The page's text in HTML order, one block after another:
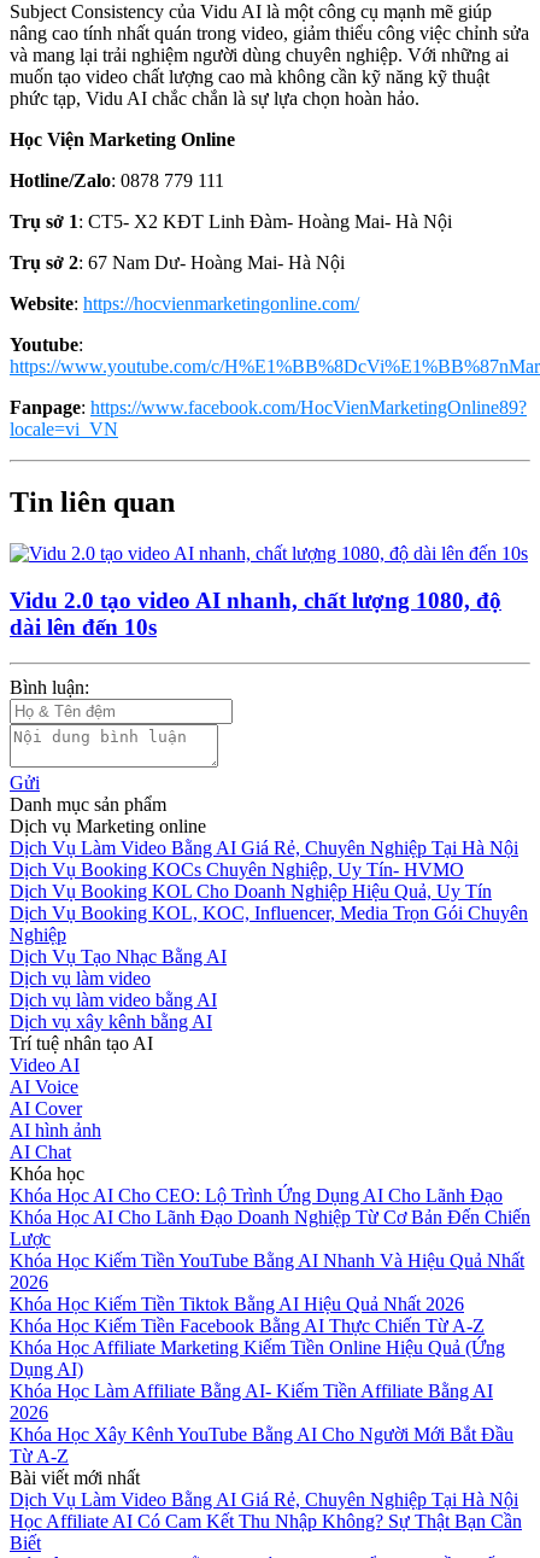
Subject Consistency của Vidu AI là một công cụ mạnh mẽ giúp
nâng cao tính nhất quán trong video, giảm thiểu công việc chỉnh sửa
và mang lại trải nghiệm người dùng chuyên nghiệp. Với những ai
muốn tạo video chất lượng cao mà không cần kỹ năng kỹ thuật
phức tạp, Vidu AI chắc chắn là sự lựa chọn hoàn hảo.
Học Viện Marketing Online
Hotline/Zalo: 0878 779 111
Trụ sở 1: CT5- X2 KĐT Linh Đàm- Hoàng Mai- Hà Nội
Trụ sở 2: 67 Nam Dư- Hoàng Mai- Hà Nội
Website: https://hocvienmarketingonline.com/
Youtube:
https://www.youtube.com/c/
Fanpage: https://www.facebook.com/HocVienMarketingOnline89?
locale=vi_VN
Tin liên quan
Vidu 2.0 tạo video AI nhanh, chất lượng 1080, độ
dài lên đến 10s
Bình luận:
Gửi
Danh mục sản phẩm
Dịch vụ Marketing online
Dịch Vụ Làm Video Bằng AI Giá Rẻ, Chuyên Nghiệp Tại Hà Nội
Dịch Vụ Booking KOCs Chuyên Nghiệp, Uy Tín- HVMO
Dịch Vụ Booking KOL Cho Doanh Nghiệp Hiệu Quả, Uy Tín
Dịch Vụ Booking KOL, KOC, Influencer, Media Trọn Gói Chuyên
Nghiệp
Dịch Vụ Tạo Nhạc Bằng AI
Dịch vụ làm video
Dịch vụ làm video bằng AI
Dịch vụ xây kênh bằng AI
Trí tuệ nhân tạo AI
Video AI
AI Voice
AI Cover
AI hình ảnh
AI Chat
Khóa học
Khóa Học AI Cho CEO: Lộ Trình Ứng Dụng AI Cho Lãnh Đạo
Khóa Học AI Cho Lãnh Đạo Doanh Nghiệp Từ Cơ Bản Đến Chiến
Lược
Khóa Học Kiếm Tiền YouTube Bằng AI Nhanh Và Hiệu Quả Nhất
2026
Khóa Học Kiếm Tiền Tiktok Bằng AI Hiệu Quả Nhất 2026
Khóa Học Kiếm Tiền Facebook Bằng AI Thực Chiến Từ A-Z
Khóa Học Affiliate Marketing Kiếm Tiền Online Hiệu Quả (Ứng
Dụng AI)
Khóa Học Làm Affiliate Bằng AI- Kiếm Tiền Affiliate Bằng AI
2026
Khóa Học Xây Kênh YouTube Bằng AI Cho Người Mới Bắt Đầu
Từ A-Z
Bài viết mới nhất
Dịch Vụ Làm Video Bằng AI Giá Rẻ, Chuyên Nghiệp Tại Hà Nội
Học Affiliate AI Có Cam Kết Thu Nhập Không? Sự Thật Bạn Cần
Biết